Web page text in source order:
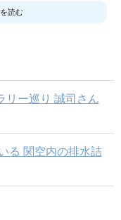
読む
リー巡り 誠司さん
る 関空内の排水詰